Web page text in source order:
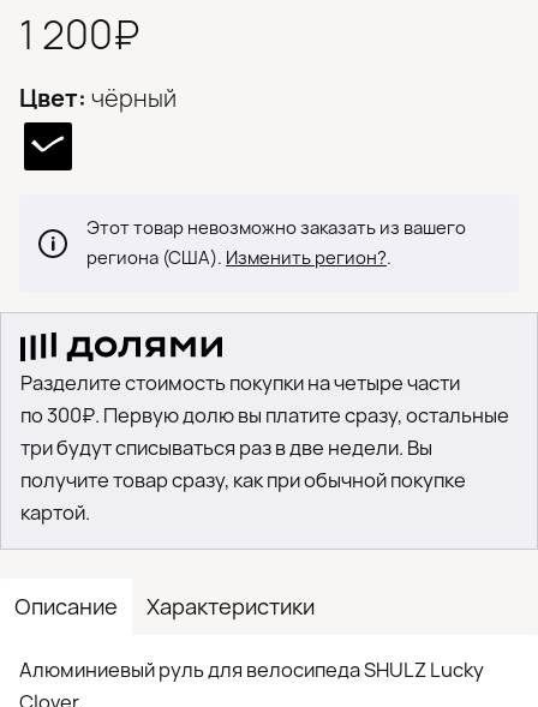
Описание Характеристики
Алюминиевый руль для велосипеда SHULZ Lucky
1 200₽
Цвет: чёрный
Этот товар невозможно заказать из вашего
региона (США). Изменить регион?.
Разделите стоимость покупки на четыре части
по 300₽. Первую долю вы платите сразу, остальные
три будут списываться раз в две недели. Вы
получите товар сразу, как при обычной покупке
картой.